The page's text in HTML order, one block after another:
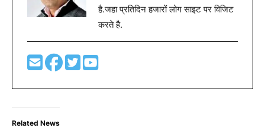
है.जहा प्रतिदिन हजारों लोग साइट पर विजिट
करते है.
Related News